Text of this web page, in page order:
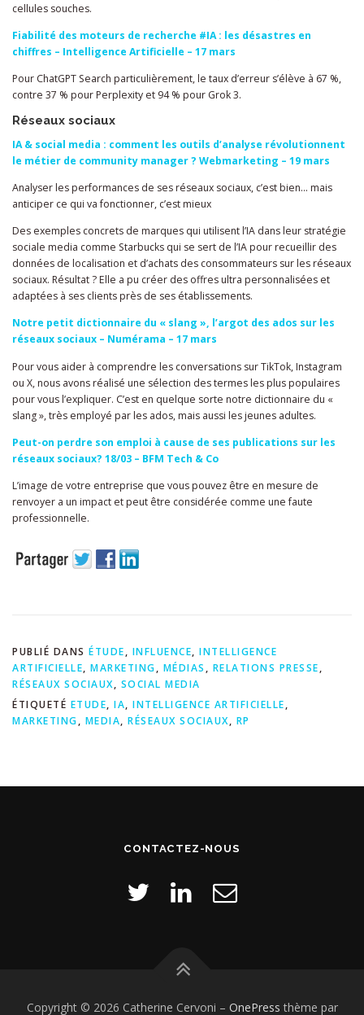
cellules souches.
Fiabilité des moteurs de recherche #IA : les désastres en
chiffres – Intelligence Artificielle – 17 mars
Pour ChatGPT Search particulièrement, le taux d’erreur s’élève à 67 %,
contre 37 % pour Perplexity et 94 % pour Grok 3.
Réseaux sociaux
IA & social media : comment les outils d’analyse révolutionnent
le métier de community manager ? Webmarketing – 19 mars
Analyser les performances de ses réseaux sociaux, c’est bien… mais
anticiper ce qui va fonctionner, c’est mieux
Des exemples concrets de marques qui utilisent l’IA dans leur stratégie
sociale media comme Starbucks qui se sert de l’IA pour recueillir des
données de localisation et d’achats des consommateurs sur les réseaux
sociaux. Résultat ? Elle a pu créer des offres ultra personnalisées et
adaptées à ses clients près de ses établissements.
Notre petit dictionnaire du « slang », l’argot des ados sur les
réseaux sociaux – Numérama – 17 mars
Pour vous aider à comprendre les conversations sur TikTok, Instagram
ou X, nous avons réalisé une sélection des termes les plus populaires
pour vous l’expliquer. C’est en quelque sorte notre dictionnaire du «
slang », très employé par les ados, mais aussi les jeunes adultes.
Peut-on perdre son emploi à cause de ses publications sur les
réseaux sociaux? 18/03 – BFM Tech & Co
L’image de votre entreprise que vous pouvez être en mesure de
renvoyer a un impact et peut être considérée comme une faute
professionnelle.
PUBLIÉ DANS ÉTUDE, INFLUENCE, INTELLIGENCE
ARTIFICIELLE, MARKETING, MÉDIAS , RELATIONS PRESSE,
RÉSEAUX SOCIAUX, SOCIAL MEDIA
ÉTIQUETÉ ETUDE, IA, INTELLIGENCE ARTIFICIELLE,
MARKETING, MEDIA, RÉSEAUX SOCIAUX, RP
CONTACTEZ-NOUS
Copyright © 2026 Catherine Cervoni – OnePress thème par